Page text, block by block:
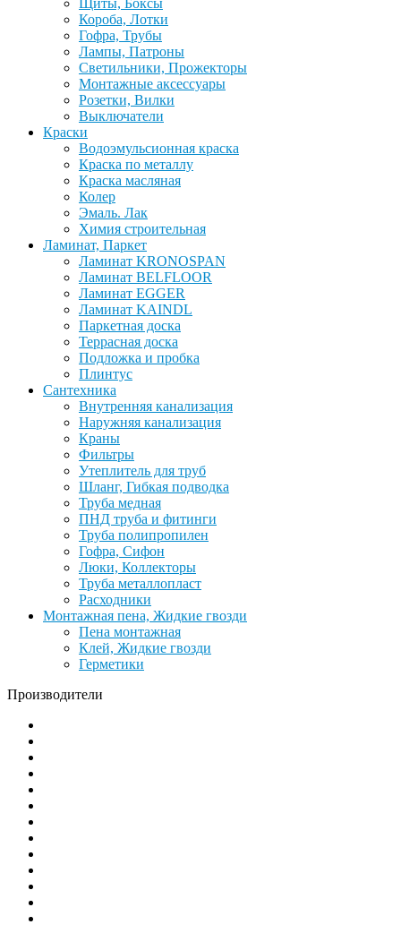
Щиты, Боксы
Короба, Лотки
Гофра, Трубы
Лампы, Патроны
Светильники, Прожекторы
Монтажные аксессуары
Розетки, Вилки
Выключатели
Краски
Водоэмульсионная краска
Краска по металлу
Краска масляная
Колер
Эмаль. Лак
Химия строительная
Ламинат, Паркет
Ламинат KRONOSPAN
Ламинат BELFLOOR
Ламинат EGGER
Ламинат KAINDL
Паркетная доска
Террасная доска
Подложка и пробка
Плинтус
Сантехника
Внутренняя канализация
Наружняя канализация
Краны
Фильтры
Утеплитель для труб
Шланг, Гибкая подводка
Труба медная
ПНД труба и фитинги
Труба полипропилен
Гофра, Сифон
Люки, Коллекторы
Труба металлопласт
Расходники
Монтажная пена, Жидкие гвозди
Пена монтажная
Клей, Жидкие гвозди
Герметики
Производители